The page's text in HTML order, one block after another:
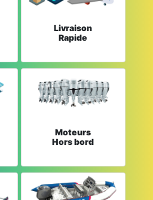
Livraison
Rapide
Moteurs
Hors bord